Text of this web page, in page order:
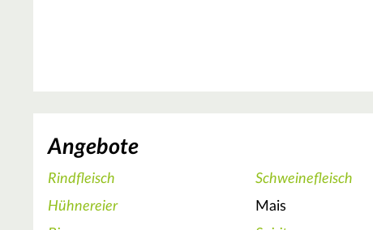
Angebote
Rindfleisch Schweinefleisch
Hühnereier
Mais